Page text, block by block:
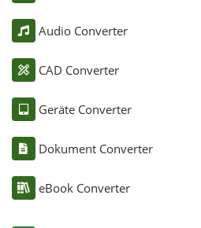
Audio Converter
CAD Converter
Geräte Converter
Dokument Converter
eBook Converter